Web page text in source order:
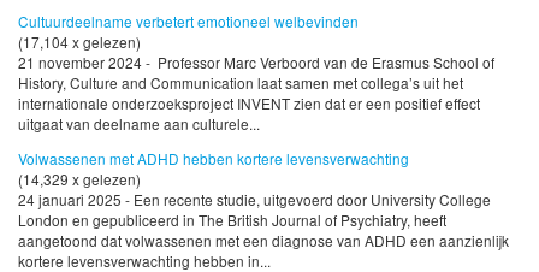
Cultuurdeelname verbetert emotioneel welbevinden
(17,104 x gelezen)
21 november 2024 - Professor Marc Verboord van de Erasmus School of
History, Culture and Communication laat samen met collega’s uit het
internationale onderzoeksproject INVENT zien dat er een positief effect
uitgaat van deelname aan culturele...
Volwassenen met ADHD hebben kortere levensverwachting
(14,329 x gelezen)
24 januari 2025 - Een recente studie, uitgevoerd door University College
London en gepubliceerd in The British Journal of Psychiatry, heeft
aangetoond dat volwassenen met een diagnose van ADHD een aanzienlijk
kortere levensverwachting hebben in...